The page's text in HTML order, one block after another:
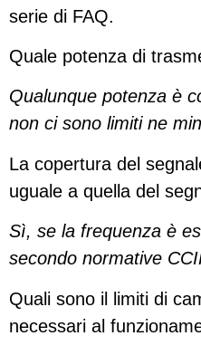
serie di FAQ.
Quale potenza di
Qualunque potenza è
non ci sono limiti ne
La copertura del
uguale a quella del
Sì, se la frequenza è
secondo normative
Quali sono il limiti di
necessari al